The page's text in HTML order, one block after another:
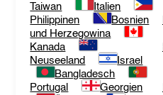
Taiwan
Italien
Philippinen
Bosnien
und Herzegowina
Kanada
Neuseeland
Israel
Bangladesch
Portugal
Georgien